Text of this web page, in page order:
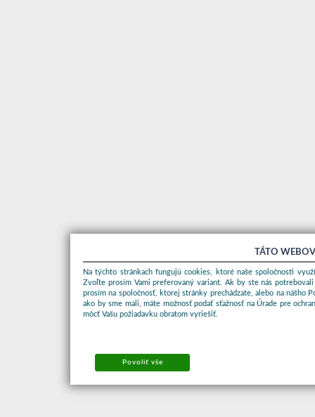
TÁTO
Na týchto stránkach fungujú cookies, ktoré naše spoločnosti
Zvoľte prosím Vami preferovaný variant. Ak by ste nás
prosím na spoločnosť, ktorej stránky prechádzate, alebo na nášho
ako by sme mali, máte možnosť podať sťažnosť na Úrade pre
môcť Vašu požiadavku obratom vyriešiť.
Povoliť vše